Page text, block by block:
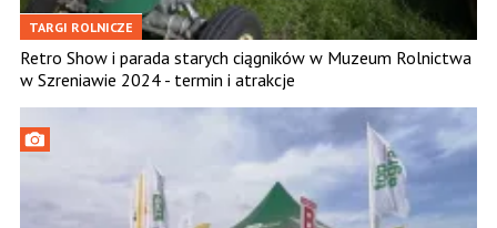
TARGI ROLNICZE
Retro Show i parada starych ciągników w Muzeum Rolnictwa
w Szreniawie 2024 - termin i atrakcje